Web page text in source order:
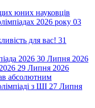
юних науковців
2026 року 03
для вас! 31
2026 30 Липня 2026
29 Липня 2026
абсолютним
з ШІ 27 Липня